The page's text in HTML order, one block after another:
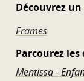
Découvrez
Frames
Parcourez les
Mentissa -